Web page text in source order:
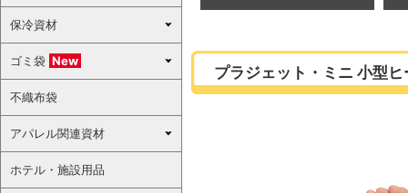
プラジェット・ミニ 小型
保冷資材
ゴミ袋 New
不織布袋
アパレル関連資材
ホテル・施設用品